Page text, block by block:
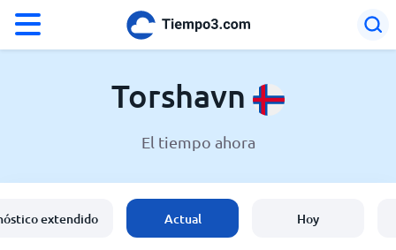
El clima en Torshavn
Torshavn
El tiempo ahora
extendido Actual Hoy